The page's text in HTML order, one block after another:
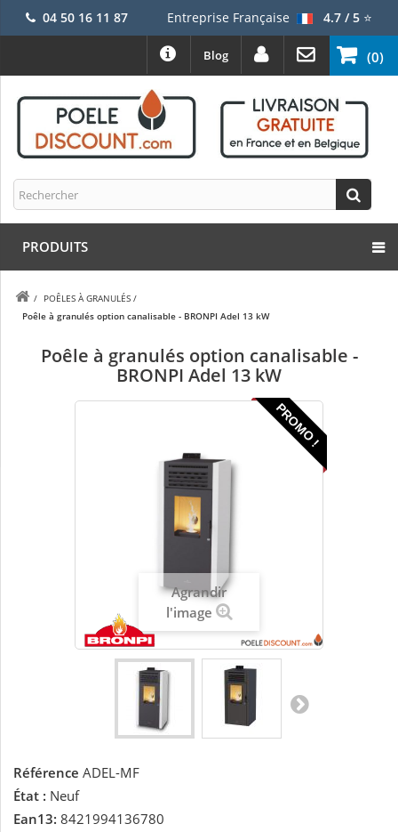
04 50 16 11 87 Entreprise Française 4.7 / 5⭐
(0)
Blog
PRODUITS
/ POÊLES À GRANULÉS /
Poêle à granulés option canalisable - BRONPI Adel 13 kW
Poêle à granulés option canalisable -
BRONPI Adel 13 kW
PROMO !
Agrandir
l'image
Référence ADEL-MF
État : Neuf
Ean13: 8421994136780